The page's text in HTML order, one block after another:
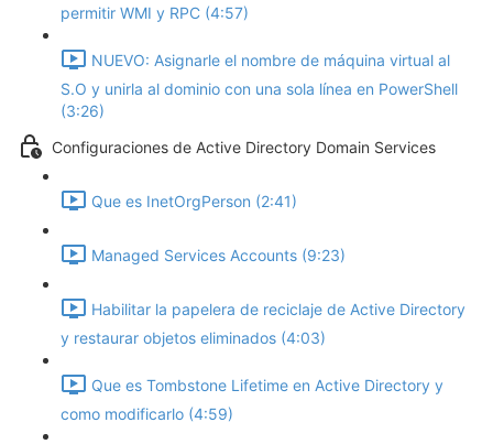
permitir WMI y RPC (4:57)
NUEVO: Asignarle el nombre de máquina virtual al
S.O y unirla al dominio con una sola línea en PowerShell
(3:26)
Configuraciones de Active Directory Domain Services
Que es InetOrgPerson (2:41)
Managed Services Accounts (9:23)
Habilitar la papelera de reciclaje de Active Directory
y restaurar objetos eliminados (4:03)
Que es Tombstone Lifetime en Active Directory y
como modificarlo (4:59)